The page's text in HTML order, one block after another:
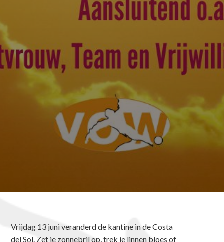
Vrijdag 13 juni veranderd de kantine in de Costa
del Sol. Zet je zonnebril op, trek je linnen bloes of